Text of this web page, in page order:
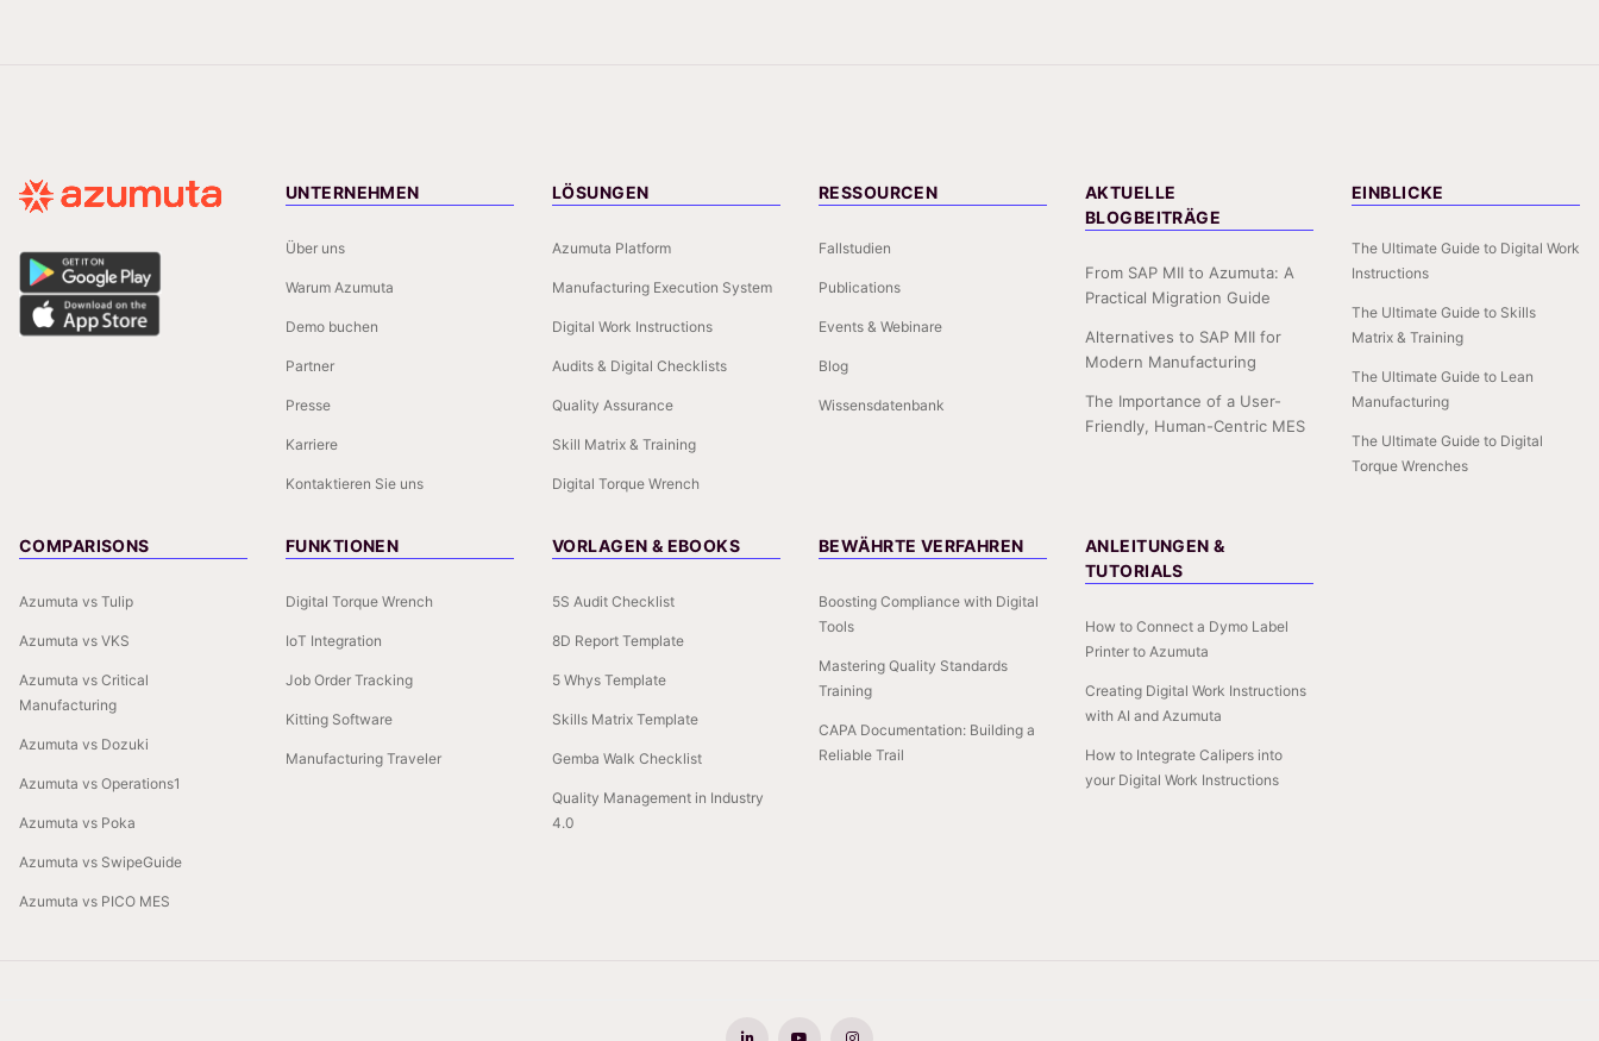
UNTERNEHMEN
Über uns
Warum Azumuta
Demo buchen
Partner
Presse
Karriere
Kontaktieren Sie uns
LÖSUNGEN
Azumuta Platform
Manufacturing Execution System
Digital Work Instructions
Audits & Digital Checklists
Quality Assurance
Skill Matrix & Training
Digital Torque Wrench
RESSOURCEN
Fallstudien
Publications
Events & Webinare
Blog
Wissensdatenbank
AKTUELLE
BLOGBEITRÄGE
From SAP MII to Azumuta: A
Practical Migration Guide
Alternatives to SAP MII for
Modern Manufacturing
The Importance of a User-
Friendly, Human-Centric MES
EINBLICKE
The Ultimate Guide to Digital Work
Instructions
The Ultimate Guide to Skills
Matrix & Training
The Ultimate Guide to Lean
Manufacturing
The Ultimate Guide to Digital
Torque Wrenches
COMPARISONS
Azumuta vs Tulip
Azumuta vs VKS
Azumuta vs Critical
Manufacturing
Azumuta vs Dozuki
Azumuta vs Operations1
Azumuta vs Poka
Azumuta vs SwipeGuide
Azumuta vs PICO MES
FUNKTIONEN
Digital Torque Wrench
IoT Integration
Job Order Tracking
Kitting Software
Manufacturing Traveler
VORLAGEN & EBOOKS
5S Audit Checklist
8D Report Template
5 Whys Template
Skills Matrix Template
Gemba Walk Checklist
Quality Management in Industry
4.0
BEWÄHRTE VERFAHREN
Boosting Compliance with Digital
Tools
Mastering Quality Standards
Training
CAPA Documentation: Building a
Reliable Trail
ANLEITUNGEN &
TUTORIALS
How to Connect a Dymo Label
Printer to Azumuta
Creating Digital Work Instructions
with AI and Azumuta
How to Integrate Calipers into
your Digital Work Instructions